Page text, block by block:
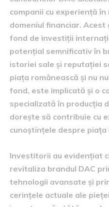
companii cu experiență
domeniul financiar. Acest
fond de investiții
potențial semnificativ în
istoriei sale și reputației
piața românească și nu
fond, este implicată și o
specializată în producția
dorește să contribuie cu
cunoștințele despre piața
Investitorii au evidențiat
revitaliza brandul DAC
tehnologii avansate și
cerințele actuale ale